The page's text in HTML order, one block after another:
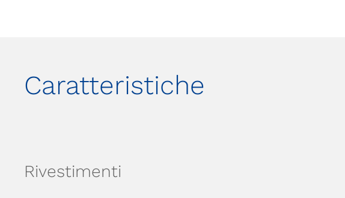
Caratteristiche
Rivestimenti